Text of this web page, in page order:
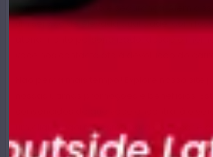
para o seu conforto e segurança. Além
um serviço de elevada qualidade, com
um clique agora mesmo para começar e
liberdade de viajar com a Avis!